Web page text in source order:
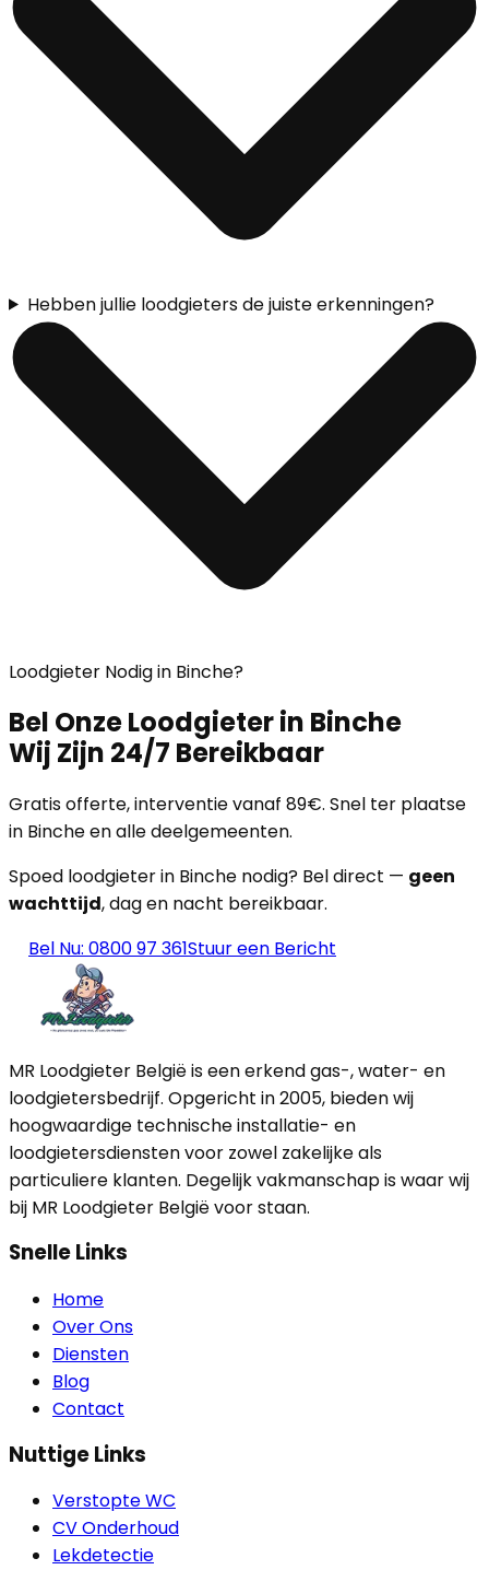
Hebben jullie loodgieters de juiste erkenningen?
Loodgieter Nodig in Binche?
Bel Onze Loodgieter in Binche
Wij Zijn 24/7 Bereikbaar
Gratis offerte, interventie vanaf 89€. Snel ter plaatse
in Binche en alle deelgemeenten.
Spoed loodgieter in Binche nodig? Bel direct — geen
wachttijd, dag en nacht bereikbaar.
Bel Nu: 0800 97 361Stuur een Bericht
MR Loodgieter België is een erkend gas-, water- en
loodgietersbedrijf. Opgericht in 2005, bieden wij
hoogwaardige technische installatie- en
loodgietersdiensten voor zowel zakelijke als
particuliere klanten. Degelijk vakmanschap is waar wij
bij MR Loodgieter België voor staan.
Snelle Links
Home
Over Ons
Diensten
Blog
Contact
Nuttige Links
Verstopte WC
CV Onderhoud
Lekdetectie